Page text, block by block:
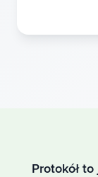
Protokół